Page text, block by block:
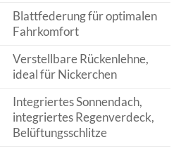
Blattfederung für optimalen
Fahrkomfort
Verstellbare Rückenlehne,
ideal für Nickerchen
Integriertes Sonnendach,
integriertes Regenverdeck,
Belüftungsschlitze